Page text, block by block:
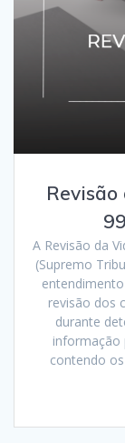
A Revisão da
(Supremo
revisão dos
durante
informação
contendo